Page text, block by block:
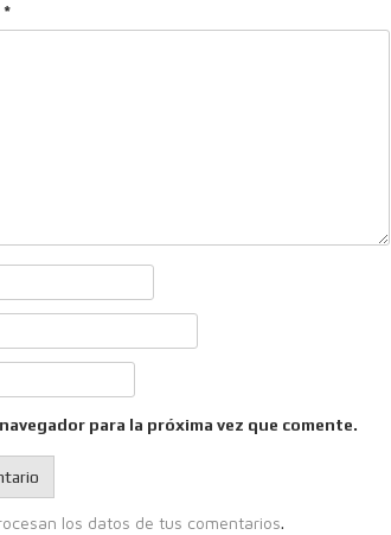
*
para la próxima vez que comente.
los datos de tus comentarios.